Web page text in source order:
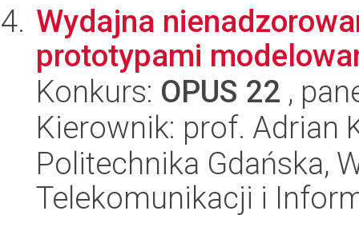
Wydajna
prototypami
Konkurs: OPUS 22 ,
Kierownik: prof. Adrian
Politechnika Gdańska,
Telekomunikacji i